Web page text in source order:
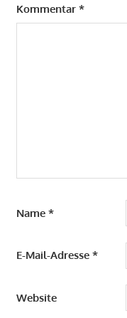
Kommentar *
Name *
E-Mail-Adresse *
Website